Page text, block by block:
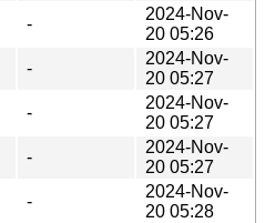
-
2024-Nov-
20 05:26
-
2024-Nov-
20 05:27
-
2024-Nov-
20 05:27
-
2024-Nov-
20 05:27
-
2024-Nov-
20 05:28